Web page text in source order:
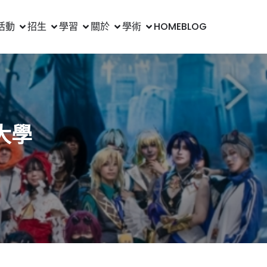
動 招生 學習 關於 學術 HOMEBLOG
學